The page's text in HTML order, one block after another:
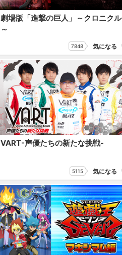
劇場版「進撃の巨人」～クロニクル
～
7848 気になる
VART-声優たちの新たな挑戦-
5115 気になる